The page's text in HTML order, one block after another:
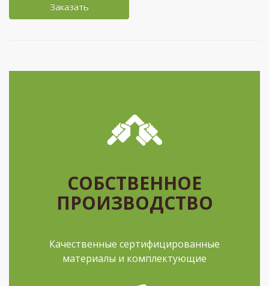
Заказать
СОБСТВЕННОЕ
ПРОИЗВОДСТВО
Качественные сертифицированные
материалы и комплектующие